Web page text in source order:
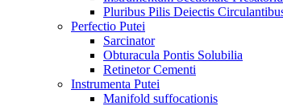
Pluribus Pilis Deiectis
Perfectio Putei
Sarcinator
Obturacula Pontis Solubilia
Retinetor Cementi
Instrumenta Putei
Manifold suffocationis